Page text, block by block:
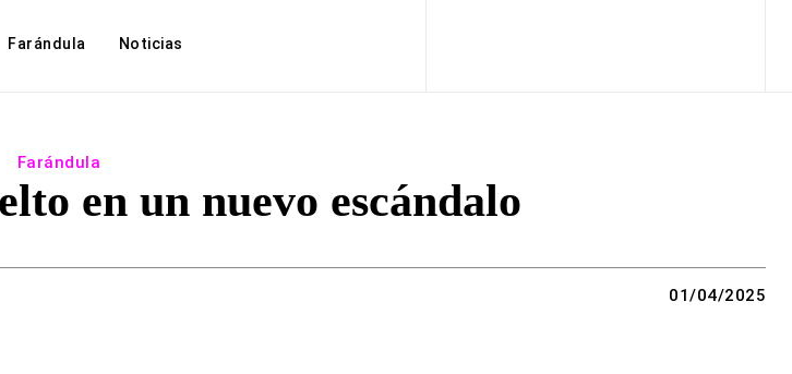
Farándula Noticias
Farándula
en un nuevo escándalo
01/04/2025